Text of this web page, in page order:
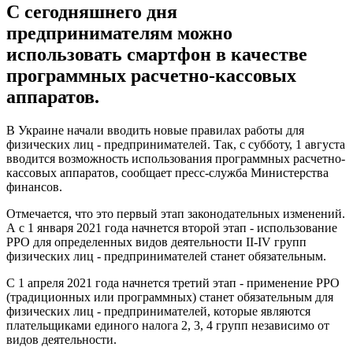
С сегодняшнего дня
предпринимателям можно
использовать смартфон в качестве
программных расчетно-кассовых
аппаратов.
В Украине начали вводить новые правилах работы для
физических лиц - предпринимателей. Так, с субботу, 1 августа
вводится возможность использования программных расчетно-
кассовых аппаратов, сообщает пресс-служба Министерства
финансов.
Отмечается, что это первый этап законодательных изменений.
А с 1 января 2021 года начнется второй этап - использование
РРО для определенных видов деятельности II-IV групп
физических лиц - предпринимателей станет обязательным.
С 1 апреля 2021 года начнется третий этап - применение РРО
(традиционных или программных) станет обязательным для
физических лиц - предпринимателей, которые являются
плательщиками единого налога 2, 3, 4 групп независимо от
видов деятельности.